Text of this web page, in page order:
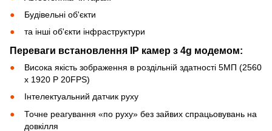
Будівельні об'єкти
та інші об'єкти інфраструктури
Переваги встановлення IP камер з 4g модемом:
Висока якість зображення в роздільній здатності 5МП (2560
х 1920 P 20FPS)
Інтелектуальний датчик руху
Точне реагування «по руху» без зайвих спрацьовувань на
довкілля